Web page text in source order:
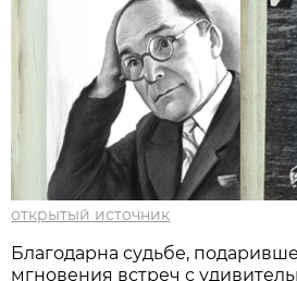
открытый источник
Благодарна судьбе,
мгновения встреч с